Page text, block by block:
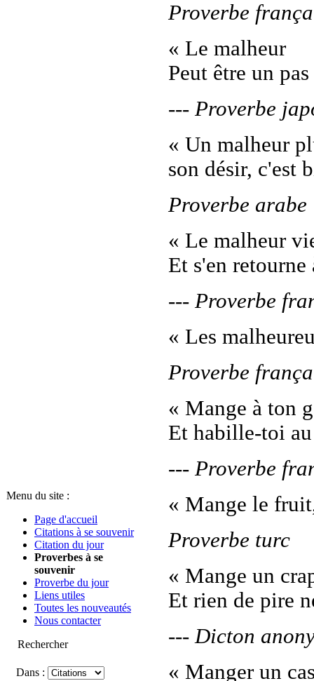
Menu du site :
Page d'accueil
Citations à se souvenir
Citation du jour
Proverbes à se
souvenir
Proverbe du jour
Liens utiles
Toutes les nouveautés
Nous contacter
Rechercher
Dans :
Proverbe
« Le malheur
Peut être un
--- Proverbe
« Un malheur
son désir, c'est
Proverbe arabe
« Le malheur
Et s'en retourne
--- Proverbe
« Les
Proverbe
« Mange à ton
Et habille-toi
--- Proverbe
« Mange le
Proverbe turc
« Mange un
Et rien de pire
--- Dicton
« Manger un